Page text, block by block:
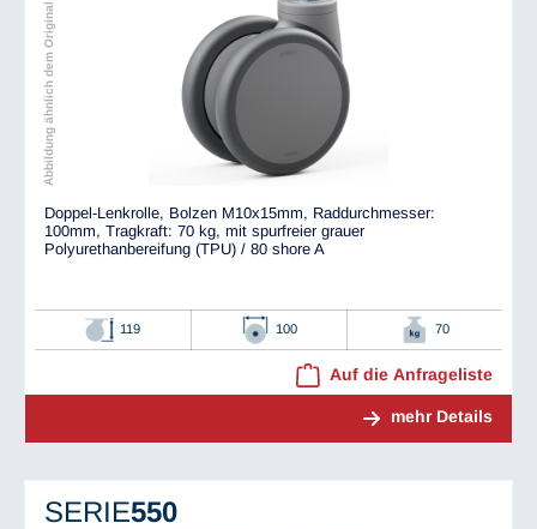
Abbildung ähnlich dem Original
Doppel-Lenkrolle, Bolzen M10x15mm, Raddurchmesser:
100mm, Tragkraft: 70 kg, mit spurfreier grauer
Polyurethanbereifung (TPU) / 80 shore A
119 100 70
Auf die Anfrageliste
mehr Details
SERIE550